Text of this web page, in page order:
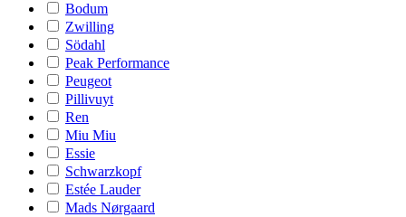
Bodum
Zwilling
Södahl
Peak Performance
Peugeot
Pillivuyt
Ren
Miu Miu
Essie
Schwarzkopf
Estée Lauder
Mads Nørgaard